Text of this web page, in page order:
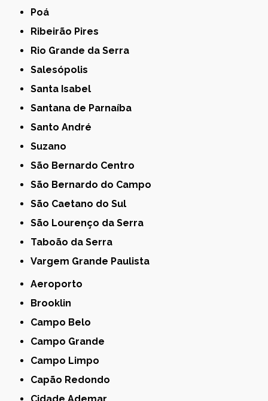
Poá
Ribeirão Pires
Rio Grande da Serra
Salesópolis
Santa Isabel
Santana de Parnaíba
Santo André
Suzano
São Bernardo Centro
São Bernardo do Campo
São Caetano do Sul
São Lourenço da Serra
Taboão da Serra
Vargem Grande Paulista
Aeroporto
Brooklin
Campo Belo
Campo Grande
Campo Limpo
Capão Redondo